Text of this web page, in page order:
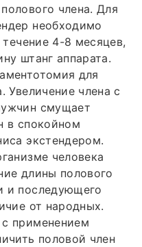
члена. Для
необходимо
4-8 месяцев,
штанг аппарата.
для
Увеличение члена с
смущает
в спокойном
экстендером.
человека
длины полового
и последующего
от народных.
применением
половой член